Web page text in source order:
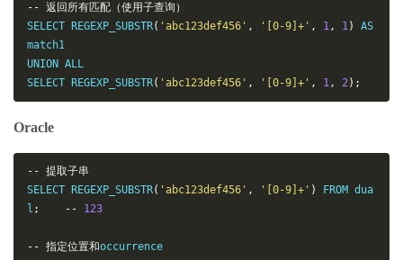
-- 返回所有匹配（使用子查询）
SELECT REGEXP_SUBSTR( 'abc123def456' , '[0-9]+' , 1, 1)
AS
match1
UNION ALL
SELECT REGEXP_SUBSTR( 'abc123def456' , '[0-9]+' , 1, 2);
Oracle
-- 提取子串
SELECT REGEXP_SUBSTR( 'abc123def456' , '[0-9]+' )
FROM dua
l ; -- 123
-- 指定位置和occurrence